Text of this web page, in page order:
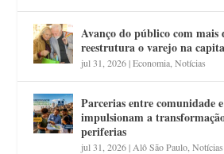
Avanço do público com mais
reestrutura o varejo na
jul 31, 2026|Economia ,Notícias
Parcerias entre comunidade
impulsionam a
periferias
jul 31, 2026| Alô São Paulo ,Notícias